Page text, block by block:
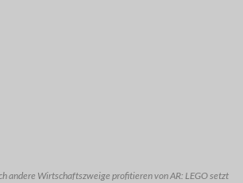
andere Wirtschaftszweige profitieren von AR: LEGO setzt